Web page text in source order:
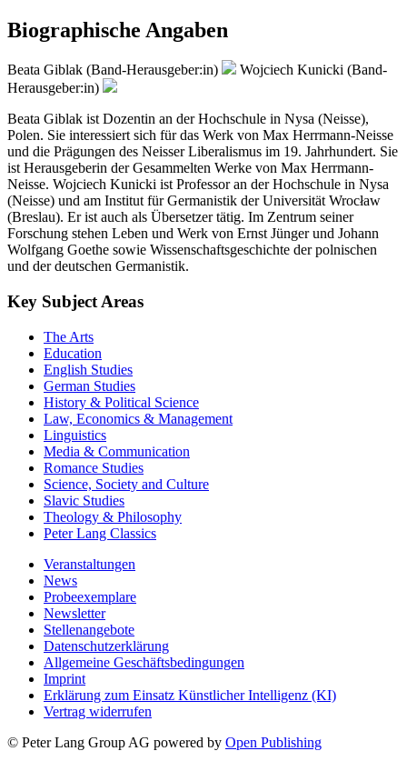
Biographische Angaben
Beata Giblak (Band-Herausgeber:in)
Wojciech Kunicki (Band-
Herausgeber:in)
Beata Giblak ist Dozentin an der Hochschule in Nysa (Neisse),
Polen. Sie interessiert sich für das Werk von Max Herrmann-Neisse
und die Prägungen des Neisser Liberalismus im 19. Jahrhundert. Sie
ist Herausgeberin der Gesammelten Werke von Max Herrmann-
Neisse. Wojciech Kunicki ist Professor an der Hochschule in Nysa
(Neisse) und am Institut für Germanistik der Universität Wrocław
(Breslau). Er ist auch als Übersetzer tätig. Im Zentrum seiner
Forschung stehen Leben und Werk von Ernst Jünger und Johann
Wolfgang Goethe sowie Wissenschaftsgeschichte der polnischen
und der deutschen Germanistik.
Key Subject Areas
The Arts
Education
English Studies
German Studies
History & Political Science
Law, Economics & Management
Linguistics
Media & Communication
Romance Studies
Science, Society and Culture
Slavic Studies
Theology & Philosophy
Peter Lang Classics
Veranstaltungen
News
Probeexemplare
Newsletter
Stellenangebote
Datenschutzerklärung
Allgemeine Geschäftsbedingungen
Imprint
Erklärung zum Einsatz Künstlicher Intelligenz (KI)
Vertrag widerrufen
© Peter Lang Group AG powered by Open Publishing